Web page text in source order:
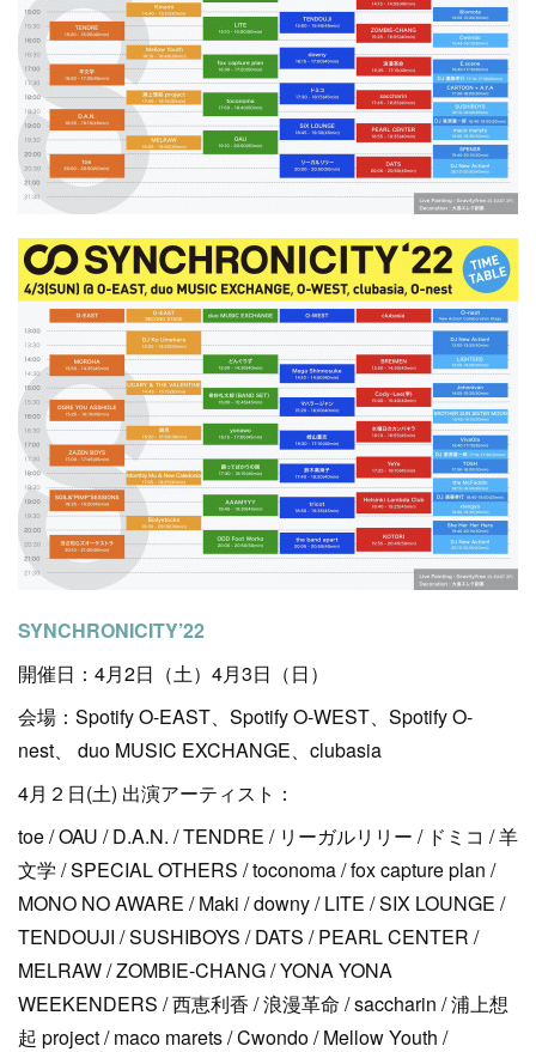
SYNCHRONICITY’22
開催日：4月2日（土）4月3日（日）
会場：Spotify O-EAST、Spotify O-WEST、Spotify O-
nest、 duo MUSIC EXCHANGE、clubasia
4月２日(土) 出演アーティスト：
toe / OAU / D.A.N. / TENDRE / リーガルリリー / ドミコ / 羊
文学 / SPECIAL OTHERS / toconoma / fox capture plan /
MONO NO AWARE / Maki / downy / LITE / SIX LOUNGE /
TENDOUJI / SUSHIBOYS / DATS / PEARL CENTER /
MELRAW / ZOMBIE-CHANG / YONA YONA
WEEKENDERS / 西恵利香 / 浪漫革命 / saccharin / 浦上想
起 project / maco marets / Cwondo / Mellow Youth /